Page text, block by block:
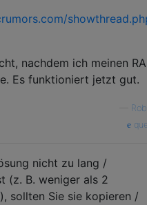
nachdem ich meinen
Es funktioniert jetzt gut.
nicht zu lang /
(z. B. weniger als 2
sollten Sie sie kopieren /